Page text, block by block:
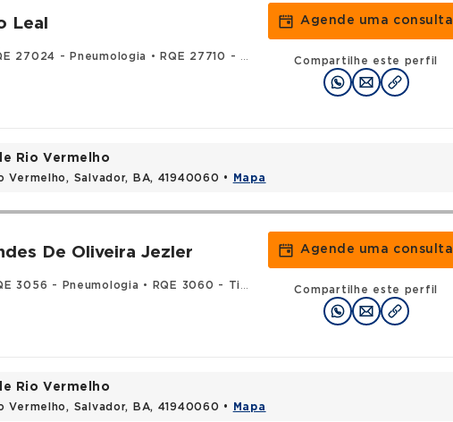
Leal
27024 - Pneumologia •
RQE 27710 - Clínica médica
Agende uma consulta
Compartilhe este perfil
Rio Vermelho
Vermelho, Salvador, BA, 41940060 • Mapa
De Oliveira Jezler
3056 - Pneumologia •
RQE 3060 - Tisiologia
Agende uma consulta
Compartilhe este perfil
Rio Vermelho
Vermelho, Salvador, BA, 41940060 • Mapa